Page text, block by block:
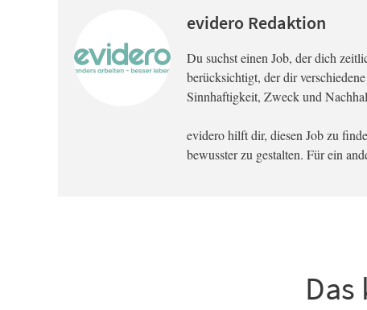
evidero Redaktion
Du suchst einen Job, der dich
berücksichtigt, der dir
Sinnhaftigkeit, Zweck und
evidero hilft dir, diesen Job zu
bewusster zu gestalten. Für ein